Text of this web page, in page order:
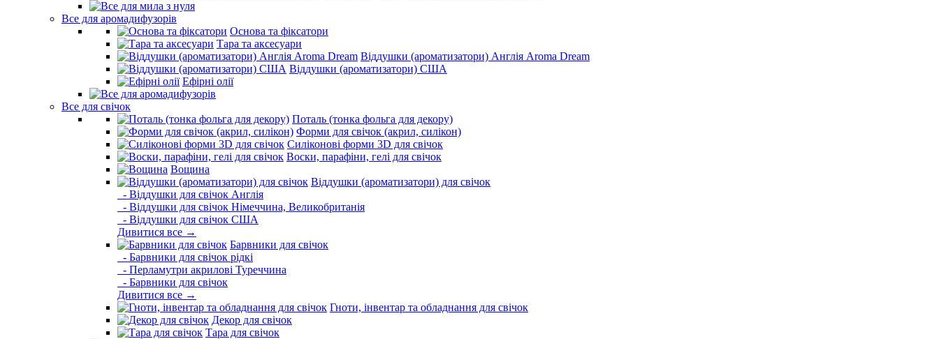
Все для аромадифузорів
Основа та фіксатори
Тара та аксесуари
Віддушки (ароматизатори) Англія Aroma Dream
Віддушки (ароматизатори) США
Ефірні олії
Все для свічок
Поталь (тонка фольга для декору)
Форми для свічок (акрил, силікон)
Силіконові форми 3D для свічок
Воски, парафіни, гелі для свічок
Вощина
Віддушки (ароматизатори) для свічок
- Віддушки для свічок Англія
- Віддушки для свічок Німеччина, Великобританія
- Віддушки для свічок США
Дивитися все →
Барвники для свічок
- Барвники для свічок рідкі
- Перламутри акрилові Туреччина
- Барвники для свічок
Дивитися все →
Гноти, інвентар та обладнання для свічок
Декор для свічок
Тара для свічок